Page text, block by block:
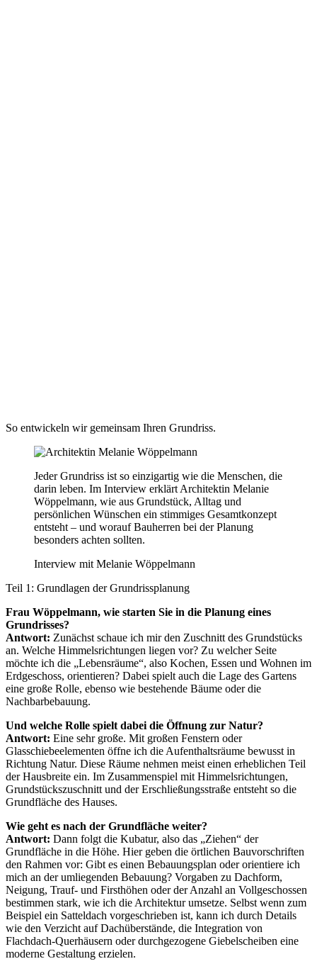
So entwickeln wir gemeinsam Ihren Grundriss.
Jeder Grundriss ist so einzigartig wie die Menschen, die
darin leben. Im Interview erklärt Architektin Melanie
Wöppelmann, wie aus Grundstück, Alltag und
persönlichen Wünschen ein stimmiges Gesamtkonzept
entsteht – und worauf Bauherren bei der Planung
besonders achten sollten.
Interview mit Melanie Wöppelmann
Teil 1: Grundlagen der Grundrissplanung
Frau Wöppelmann, wie starten Sie in die Planung eines
Grundrisses?
Antwort: Zunächst schaue ich mir den Zuschnitt des Grundstücks
an. Welche Himmelsrichtungen liegen vor? Zu welcher Seite
möchte ich die „Lebensräume“, also Kochen, Essen und Wohnen im
Erdgeschoss, orientieren? Dabei spielt auch die Lage des Gartens
eine große Rolle, ebenso wie bestehende Bäume oder die
Nachbarbebauung.
Und welche Rolle spielt dabei die Öffnung zur Natur?
Antwort: Eine sehr große. Mit großen Fenstern oder
Glasschiebeelementen öffne ich die Aufenthaltsräume bewusst in
Richtung Natur. Diese Räume nehmen meist einen erheblichen Teil
der Hausbreite ein. Im Zusammenspiel mit Himmelsrichtungen,
Grundstückszuschnitt und der Erschließungsstraße entsteht so die
Grundfläche des Hauses.
Wie geht es nach der Grundfläche weiter?
Antwort: Dann folgt die Kubatur, also das „Ziehen“ der
Grundfläche in die Höhe. Hier geben die örtlichen Bauvorschriften
den Rahmen vor: Gibt es einen Bebauungsplan oder orientiere ich
mich an der umliegenden Bebauung? Vorgaben zu Dachform,
Neigung, Trauf- und Firsthöhen oder der Anzahl an Vollgeschossen
bestimmen stark, wie ich die Architektur umsetze. Selbst wenn zum
Beispiel ein Satteldach vorgeschrieben ist, kann ich durch Details
wie den Verzicht auf Dachüberstände, die Integration von
Flachdach-Querhäusern oder durchgezogene Giebelscheiben eine
moderne Gestaltung erzielen.